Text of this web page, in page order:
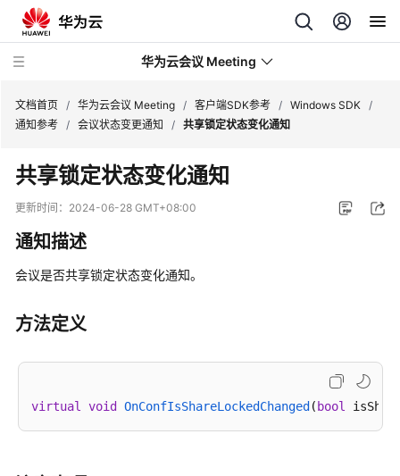
华为云会议 Meeting
新
动
务
告
产
介
文档首页 / 华为云会议 Meeting / 客户端SDK参考 / Windows SDK /
通知参考 / 会议状态变更通知 / 共享锁定状态变化通知
共享锁定状态变化通知
更新时间： 2024-06-28 GMT+08:00
通知描述
会议是否共享锁定状态变化通知。
方法定义
virtual void OnConfIsShareLockedChanged ( bool